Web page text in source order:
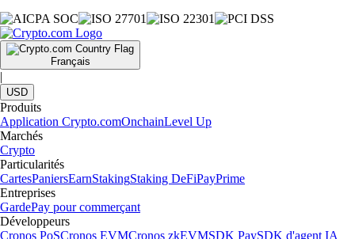
Français
|
USD
Produits
Application Crypto.comOnchainLevel Up
Marchés
Crypto
Particularités
CartesPaniersEarnStakingStaking DeFiPayPrime
Entreprises
GardePay pour commerçant
Développeurs
Cronos PoSCronos EVMCronos zkEVMSDK PaySDK d'agent IA